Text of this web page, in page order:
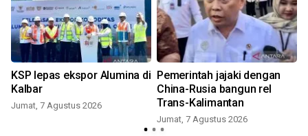
KSP lepas ekspor Alumina di
Kalbar
Jumat, 7 Agustus 2026
Pemerintah jajaki dengan
China-Rusia bangun rel
Trans-Kalimantan
Jumat, 7 Agustus 2026